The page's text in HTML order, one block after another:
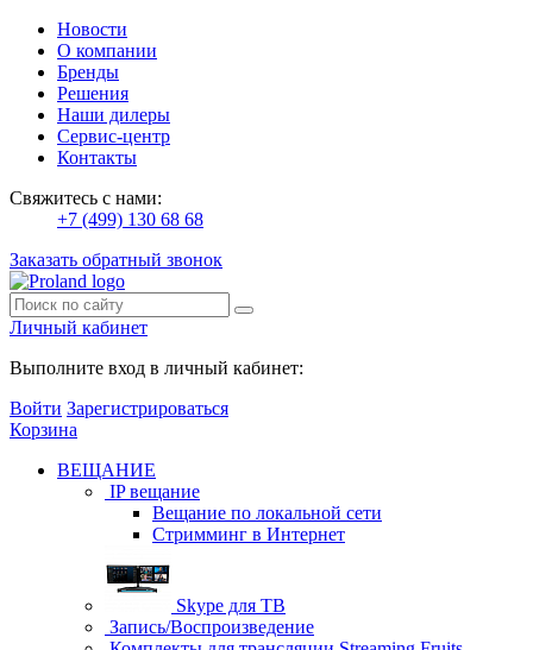
Новости
О компании
Бренды
Решения
Наши дилеры
Сервис-центр
Контакты
Свяжитесь с нами:
+7 (499) 130 68 68
Заказать обратный звонок
Личный кабинет
Выполните вход в личный кабинет:
Войти Зарегистрироваться
Корзина
ВЕЩАНИЕ
IP вещание
Вещание по локальной сети
Стримминг в Интернет
Skype для ТВ
Запись/Воспроизведение